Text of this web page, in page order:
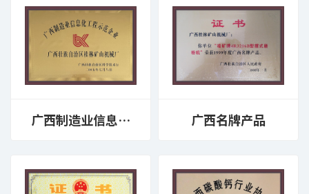
广西制造业信息化
工程示范企业
广西名牌产品